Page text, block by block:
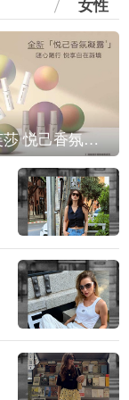
女性
IPSA茵芙莎 悦己香氛凝露上市